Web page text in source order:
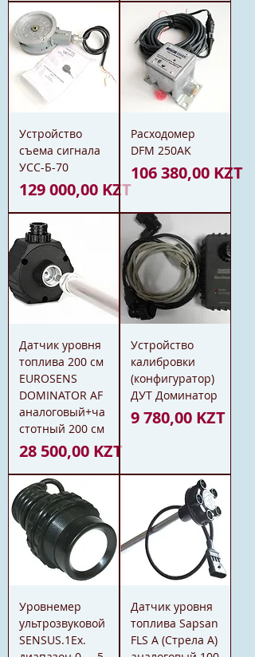
Устройство
съема сигнала
УСС-Б-70
Цена
129 000,00 KZT
Расходомер
DFM 250AK
Цена
106 380,00 KZT
Датчик уровня
топлива 200 см
EUROSENS
DOMINATOR AF
аналоговый+ча
стотный 200 см
Цена
28 500,00 KZT
Устройство
калибровки
(конфигуратор)
ДУТ Доминатор
Цена
9 780,00 KZT
Уровнемер
ультрозвуковой
SENSUS.1Ex.
Датчик уровня
топлива Sapsan
FLS A (Стрела А)